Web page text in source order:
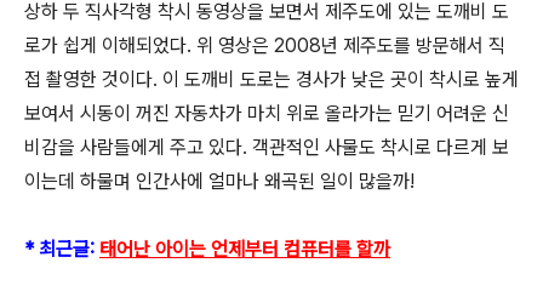
상하 두 직사각형 착시 동영상을 보면서 제주도에 있는 도깨비 도
로가 쉽게 이해되었다. 위 영상은 2008년 제주도를 방문해서 직
접 촬영한 것이다. 이 도깨비 도로는 경사가 낮은 곳이 착시로 높게
보여서 시동이 꺼진 자동차가 마치 위로 올라가는 믿기 어려운 신
비감을 사람들에게 주고 있다. 객관적인 사물도 착시로 다르게 보
이는데 하물며 인간사에 얼마나 왜곡된 일이 많을까!
* 최근글: 태어난 아이는 언제부터 컴퓨터를 할까